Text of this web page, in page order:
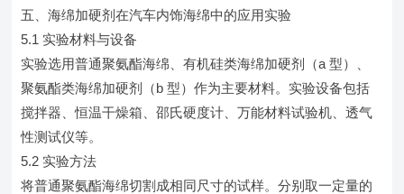
五、海绵加硬剂在汽车内饰海绵中的应用实验
5.1 实验材料与设备
实验选用普通聚氨酯海绵、有机硅类海绵加硬剂（a 型）、
聚氨酯类海绵加硬剂（b 型）作为主要材料。实验设备包括
搅拌器、恒温干燥箱、邵氏硬度计、万能材料试验机、透气
性测试仪等。
5.2 实验方法
将普通聚氨酯海绵切割成相同尺寸的试样。分别取一定量的